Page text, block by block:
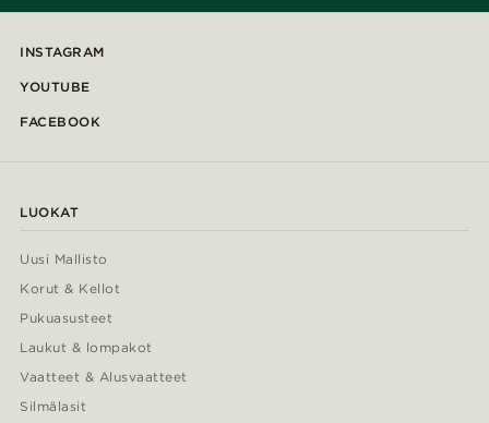
INSTAGRAM
YOUTUBE
FACEBOOK
LUOKAT
Uusi Mallisto
Korut & Kellot
Pukuasusteet
Laukut & lompakot
Vaatteet & Alusvaatteet
Silmälasit